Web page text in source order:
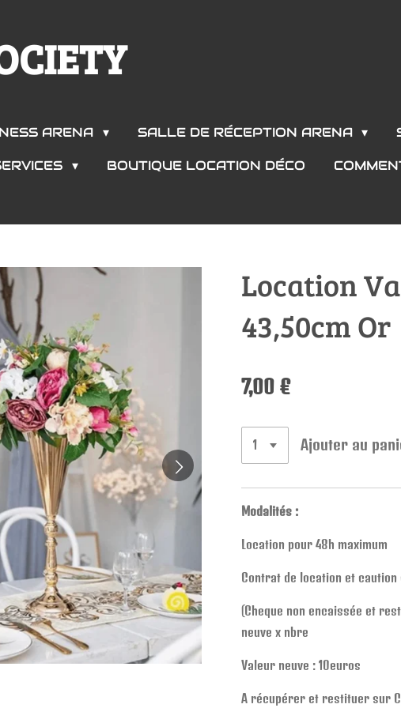
ARENA SALLE DE RÉCEPTION ARENA
BOUTIQUE LOCATION DÉCO
Location
43,50cm Or
7,00 €
Ajouter au
Modalités :
Location pour 48h maximum
Contrat de location et caution
(Cheque non encaissée et
neuve x nbre
Valeur neuve : 10euros
A récupérer et restituer sur